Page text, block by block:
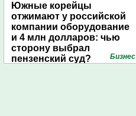
Южные корейцы
отжимают у российской
компании оборудование
и 4 млн долларов: чью
сторону выбрал
пензенский суд?
Бизнес